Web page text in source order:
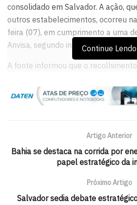
consolidado em Salvador. A ação,
outros estabelecimentos, ocorreu
feira (07), em cumprimento a uma
Anvisa, segundo informações locais.
A fonte informou que o
composição, substância cuja
ultrapassar 0,5%.
de março de 2025, a qual proíbe a
distribuição, fabricação,
suplementos alimentares que
autorizadas como constituintes em
alimentares, conforme publicação:
Continue Lendo
Artigo Anterior
Bahia se destaca na corrida por
papel estratégico da
Próximo Artigo
Salvador sedia debate